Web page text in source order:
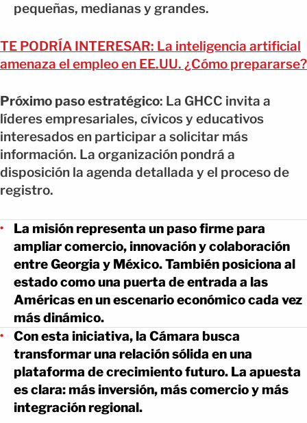
pequeñas, medianas y grandes.
TE PODRÍA INTERESAR: La inteligencia artificial
amenaza el empleo en EE.UU. ¿Cómo prepararse?
Próximo paso estratégico: La GHCC invita a
líderes empresariales, cívicos y educativos
interesados en participar a solicitar más
información. La organización pondrá a
disposición la agenda detallada y el proceso de
registro.
La misión representa un paso firme para
ampliar comercio, innovación y colaboración
entre Georgia y México. También posiciona al
estado como una puerta de entrada a las
Américas en un escenario económico cada vez
más dinámico.
Con esta iniciativa, la Cámara busca
transformar una relación sólida en una
plataforma de crecimiento futuro. La apuesta
es clara: más inversión, más comercio y más
integración regional.